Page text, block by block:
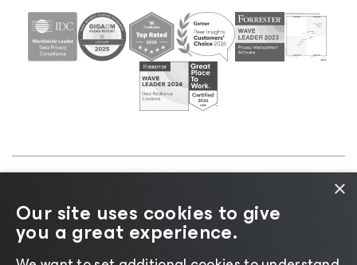
プライバシーに関する通
知|Cookieに関する通知|リーガル| ライセンスポリ
シー| サプライヤーリソース
×
Our site uses cookies to give
you a great experience.